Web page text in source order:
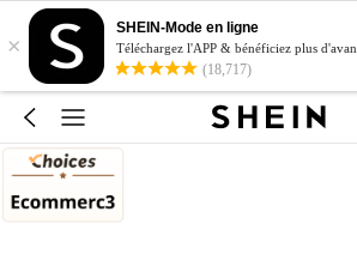
×
SHEIN-Mode en ligne
Téléchargez l'APP & bénéficiez plus
(18,717)